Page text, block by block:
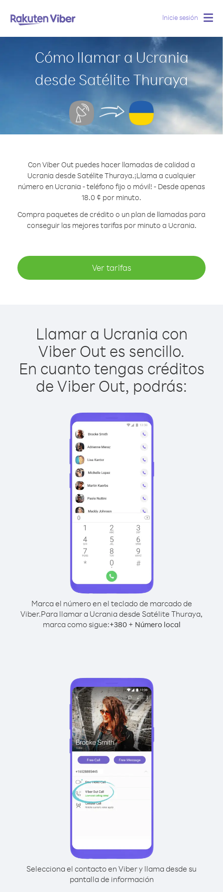
Inicie sesión
Cómo llamar a Ucrania
desde Satélite Thuraya
Con Viber Out puedes hacer llamadas de calidad a
Ucrania desde Satélite Thuraya.¡Llama a cualquier
número en Ucrania - teléfono fijo o móvil! - Desde apenas
18.0 ¢ por minuto.
Compra paquetes de crédito o un plan de llamadas para
conseguir las mejores tarifas por minuto a Ucrania.
Ver tarifas
Llamar a Ucrania con
Viber Out es sencillo.
En cuanto tengas créditos
de Viber Out, podrás:
Marca el número en el teclado de marcado de
Viber.Para llamar a Ucrania desde Satélite Thuraya,
marca como sigue:+380+ Número local
Selecciona el contacto en Viber y llama desde su
pantalla de información